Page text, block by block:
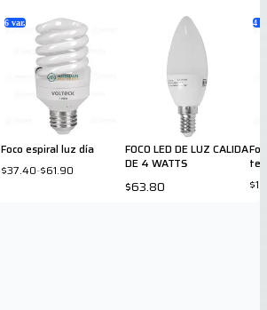
6 var.
Foco espiral luz día
$37.40-$61.90
FOCO LED DE LUZ CALIDA
DE 4 WATTS
$63.80
4